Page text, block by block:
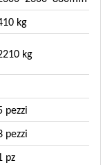
kg
kg
pezzi
pezzi
pz